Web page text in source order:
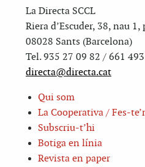
La Directa SCCL
Riera d’Escuder, 38, nau 1,
08028 Sants (Barcelona)
Tel. 935 27 09 82 / 661
directa@directa.cat
Qui som
La Cooperativa / Fes-
Subscriu-t’hi
Botiga en línia
Revista en paper